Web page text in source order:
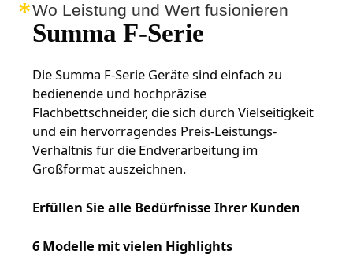
Wo Leistung und Wert fusionieren
Summa F-Serie
Die Summa F-Serie Geräte sind einfach zu
bedienende und hochpräzise
Flachbettschneider, die sich durch Vielseitigkeit
und ein hervorragendes Preis-Leistungs-
Verhältnis für die Endverarbeitung im
Großformat auszeichnen.
Erfüllen Sie alle Bedürfnisse Ihrer Kunden
6 Modelle mit vielen Highlights